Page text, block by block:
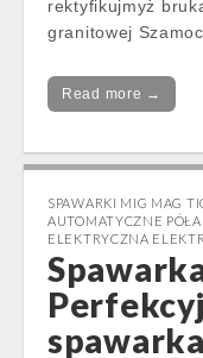
rektyfikujmyż
granitowej
Read more →
SPAWARKI MIG MAG
AUTOMATYCZNE
ELEKTRYCZNA